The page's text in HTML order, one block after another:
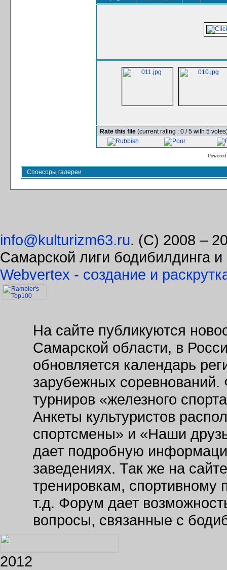
Rate this file (current rating : 0 / 5 with 5
Спонсоры галереи
info@kulturizm63.ru. (C) 2008 –
Самарской лиги бодибилдинга
Webvertex - создание и
На сайте публикуются
Самарской области, в
обновляется календарь
зарубежных соревнований.
турниров «железного
Анкеты культуристов
спортсмены» и «Наши
дает подробную
заведениях. Так же на
тренировкам, спортивному
т.д. Форум дает
вопросы, связанные с
2012